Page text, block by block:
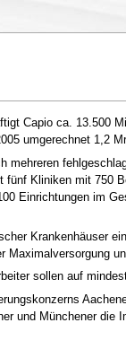
Capio ca. 13.500
umgerechnet 1,2
Kliniken mit 750
Einrichtungen im
Krankenhäuser
Maximalversorgung
sollen auf
und Münchener die